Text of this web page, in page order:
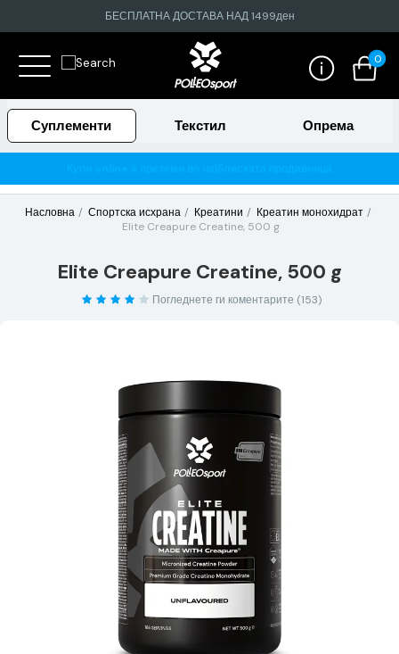
БЕСПЛАТНА ДОСТАВА НАД 1499ден
0
Суплементи Текстил Опрема
Насловна Спортска исхрана Креатини
Креатин монохидрат
Elite Creapure Creatine, 500 g
Elite Creapure Creatine, 500 g
Погледнете ги коментарите (153)